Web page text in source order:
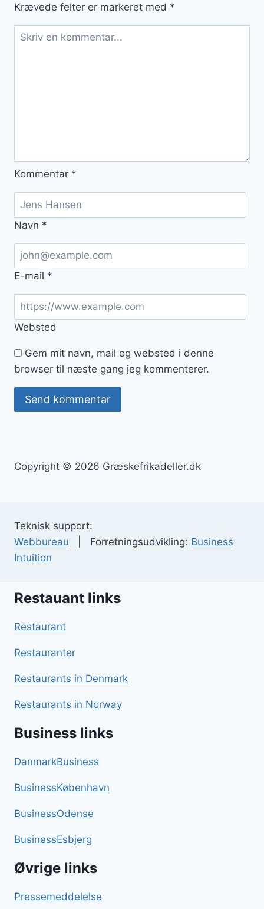
Krævede felter er markeret med *
Kommentar *
Navn *
E-mail *
Websted
Gem mit navn, mail og websted i denne
browser til næste gang jeg kommenterer.
Copyright © 2026 Græskefrikadeller.dk
Teknisk support:
Webbureau | Forretningsudvikling: Business
Intuition
Restauant links
Restaurant
Restauranter
Restaurants in Denmark
Restaurants in Norway
Business links
DanmarkBusiness
BusinessKøbenhavn
BusinessOdense
BusinessEsbjerg
Øvrige links
Pressemeddelelse